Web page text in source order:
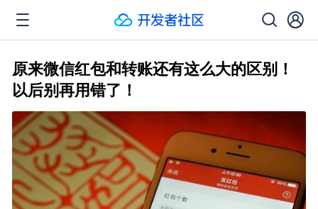
原来微信红包和转账还有这么大的区别！
以后别再用错了！